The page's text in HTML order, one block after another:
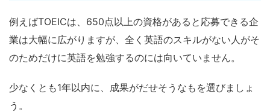
例えばTOEICは、650点以上の資格があると応募できる企
業は大幅に広がりますが、全く英語のスキルがない人がそ
のためだけに英語を勉強するのには向いていません。
少なくとも1年以内に、成果がだせそうなもを選びましょ
う。